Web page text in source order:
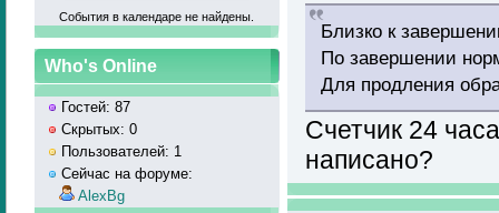
События в календаре не найдены.
Who's Online
Гостей: 87
Скрытых: 0
Пользователей: 1
Сейчас на форуме:
AlexBg
Близко к
По завершении
Для продления
Счетчик 24
написано?